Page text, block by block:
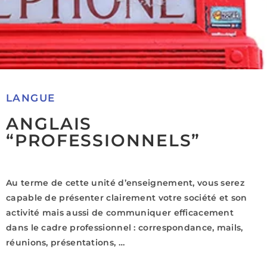
LANGUE
ANGLAIS
“PROFESSIONNELS”
Au terme de cette unité d’enseignement, vous serez
capable de présenter clairement votre société et son
activité mais aussi de communiquer efficacement
dans le cadre professionnel : correspondance, mails,
réunions, présentations, …